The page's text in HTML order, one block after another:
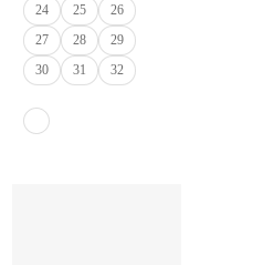
24 25
26
27
28
29
30
31 32